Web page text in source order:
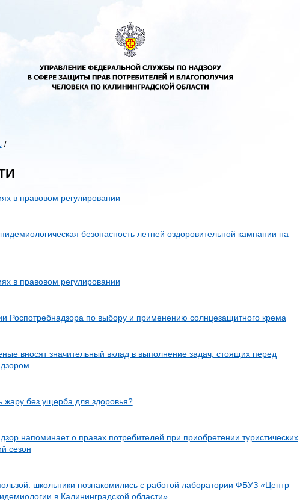
/
в правовом регулировании
безопасность летней оздоровительной кампании на
в правовом регулировании
Роспотребнадзора по выбору и применению солнцезащитного крема
вносят значительный вклад в выполнение задач, стоящих перед
жару без ущерба для здоровья?
напоминает о правах потребителей при приобретении туристических
сезон
школьники познакомились с работой лаборатории ФБУЗ «Центр
в Калининградской области»